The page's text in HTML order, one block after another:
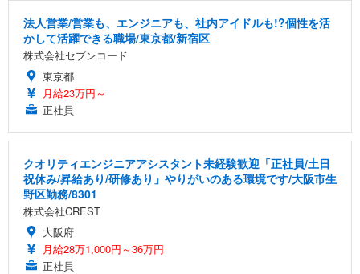
法人営業/営業も、エンジニアも、社内アイドルも!?個性を活
かして活躍できる職場/東京都/新宿区
株式会社セブンコード
東京都
月給23万円～
正社員
クオリティエンジニアアシスタント未経験歓迎「正社員/土日
祝休み/昇給あり/研修あり」やりがいのある環境です/大阪市生
野区勤務/8301
株式会社CREST
大阪府
月給28万1,000円～36万円
正社員